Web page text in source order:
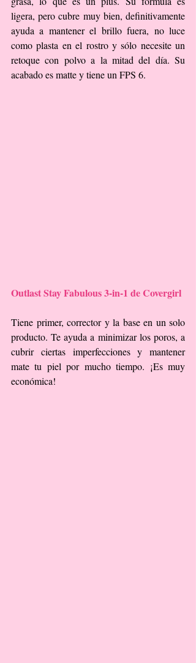
ligera, pero cubre muy bien, definitivamente
ayuda a mantener el brillo fuera, no luce
como plasta en el rostro y sólo necesite un
retoque con polvo a la mitad del día. Su
acabado es matte y tiene un FPS 6.
Outlast Stay Fabulous 3-in-1 de Covergirl
Tiene primer, corrector y la base en un solo
producto. Te ayuda a minimizar los poros, a
cubrir ciertas imperfecciones y mantener
mate tu piel por mucho tiempo. ¡Es muy
económica!